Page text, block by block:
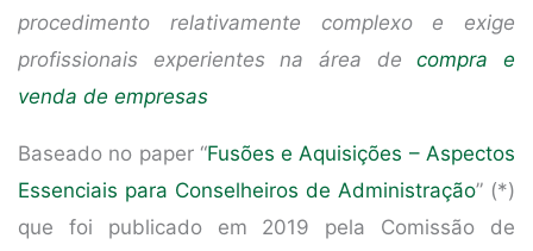
procedimento relativamente complexo e exige
profissionais experientes na área decompra e
venda de empresas
Baseado no paper “Fusões e Aquisições – Aspectos
Essenciais para Conselheiros de Administração” (*)
que foi publicado em 2019 pela Comissão de